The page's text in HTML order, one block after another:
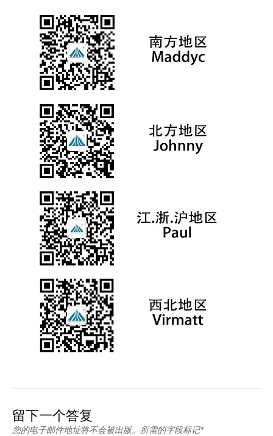
留下一个答复
您的电子邮件地址将不会被出版。所需的字段标记*